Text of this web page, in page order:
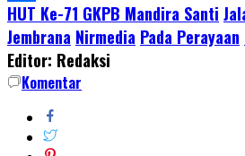
Share
HUT Ke-71 GKPB Mandira Santi
Jembrana Nirmedia Pada Perayaan
Editor: Redaksi
Komentar